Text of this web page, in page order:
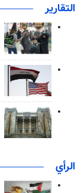
التقارير
الرأي